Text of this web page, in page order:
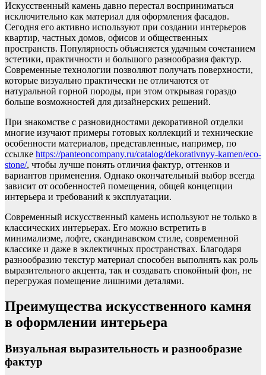
Искусственный камень давно перестал восприниматься
исключительно как материал для оформления фасадов.
Сегодня его активно используют при создании интерьеров
квартир, частных домов, офисов и общественных
пространств. Популярность объясняется удачным сочетанием
эстетики, практичности и большого разнообразия фактур.
Современные технологии позволяют получать поверхности,
которые визуально практически не отличаются от
натуральной горной породы, при этом открывая гораздо
больше возможностей для дизайнерских решений.
При знакомстве с разновидностями декоративной отделки
многие изучают примеры готовых коллекций и технические
особенности материалов, представленные, например, по
ссылке https://panteoncompany.ru/catalog/dekorativnyy-kamen/eco-
stone/, чтобы лучше понять отличия фактур, оттенков и
вариантов применения. Однако окончательный выбор всегда
зависит от особенностей помещения, общей концепции
интерьера и требований к эксплуатации.
Современный искусственный камень используют не только в
классических интерьерах. Его можно встретить в
минимализме, лофте, скандинавском стиле, современной
классике и даже в эклектичных пространствах. Благодаря
разнообразию текстур материал способен выполнять как роль
выразительного акцента, так и создавать спокойный фон, не
перегружая помещение лишними деталями.
Преимущества искусственного камня
в оформлении интерьера
Визуальная выразительность и разнообразие
фактур